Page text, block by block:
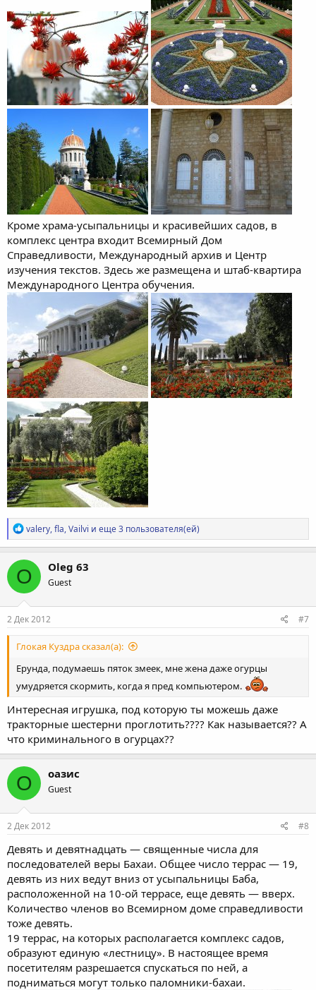
Кроме храма-усыпальницы и красивейших садов, в
комплекс центра входит Всемирный Дом
Справедливости, Международный архив и Центр
изучения текстов. Здесь же размещена и штаб-квартира
Международного Центра обучения.
Р
е
а
к
ц
и
и
:
valery,fla,Vailvi и еще 3 пользователя(ей)
O Oleg 63
Guest
2 Дек 2012 #7
Глокая Куздра сказал(а):
Ерунда, подумаешь пяток змеек, мне жена даже огурцы
умудряется скормить, когда я пред компьютером.
Интересная игрушка, под которую ты можешь даже
тракторные шестерни проглотить???? Как называется?? А
что криминального в огурцах??
О оазис
Guest
2 Дек 2012 #8
Девять и девятнадцать — священные числа для
последователей веры Бахаи. Общее число террас — 19,
девять из них ведут вниз от усыпальницы Баба,
расположенной на 10-ой террасе, еще девять — вверх.
Количество членов во Всемирном доме справедливости
тоже девять.
19 террас, на которых располагается комплекс садов,
образуют единую «лестницу». В настоящее время
посетителям разрешается спускаться по ней, а
подниматься могут только паломники-бахаи.